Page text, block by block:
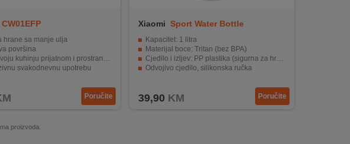
CW01EFP
hrane sa manje ulja
površina
kuhinju prijatnom i prostranom
svakodnevnu upotrebu
Poručite
Xiaomi Sport Water Bottle
Kapacitet: 1 litra
Materijal boce: Tritan (bez BPA)
Cjedilo i izljev: PP plastika (sigurna za hranu)
Odvojivo cjedilo, silikonska ručka
39,90 KM Poručite
proizvoda.